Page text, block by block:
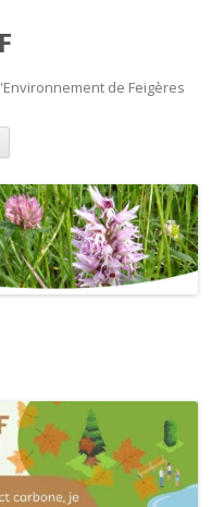
de Feigères
Aller
contenu